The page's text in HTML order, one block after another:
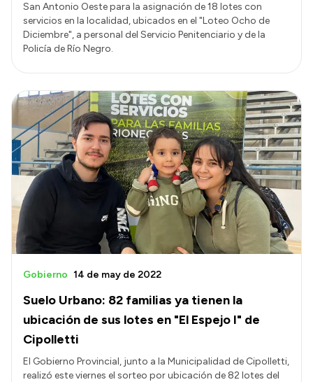
San Antonio Oeste para la asignación de 18 lotes con
servicios en la localidad, ubicados en el "Loteo Ocho de
Diciembre", a personal del Servicio Penitenciario y de la
Policía de Río Negro.
Suelo Urbano: 82 familias ya tienen la
ubicación de sus lotes en "El Espejo I" de
Cipolletti
Gobierno 14 de may de 2022
El Gobierno Provincial, junto a la Municipalidad de Cipolletti,
realizó este viernes el sorteo por ubicación de 82 lotes del